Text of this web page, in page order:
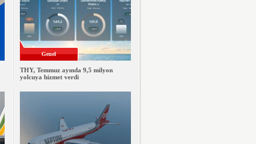
Genel
THY, Temmuz ayında 9,5 milyon
yolcuya hizmet verdi